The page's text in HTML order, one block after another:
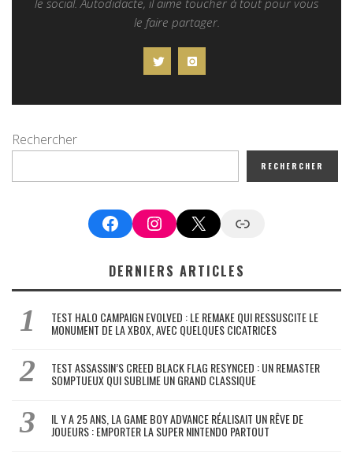
le faire partager.
Rechercher
RECHERCHER
FacebookInstagram
X Google News
DERNIERS ARTICLES
TEST HALO CAMPAIGN EVOLVED : LE REMAKE QUI RESSUSCITE LE
MONUMENT DE LA XBOX, AVEC QUELQUES CICATRICES
TEST ASSASSIN’S CREED BLACK FLAG RESYNCED : UN REMASTER
SOMPTUEUX QUI SUBLIME UN GRAND CLASSIQUE
IL Y A 25 ANS, LA GAME BOY ADVANCE RÉALISAIT UN RÊVE DE
JOUEURS : EMPORTER LA SUPER NINTENDO PARTOUT